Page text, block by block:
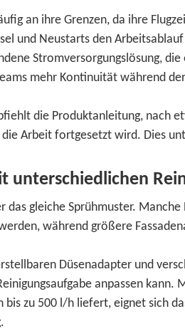
an ihre Grenzen, da ihre
und Neustarts den
Stromversorgungslösung,
mehr Kontinuität während
die Produktanleitung, nach
die Arbeit fortgesetzt wird. Dies
unterschiedlichen
gleiche Sprühmuster.
während größere
Düsenadapter und
anpassen
bis zu 500 l/h liefert, eignet sich